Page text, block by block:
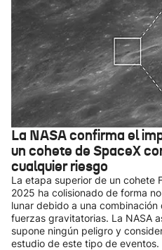
La NASA confirma el
un cohete de SpaceX
cualquier riesgo
La etapa superior de un cohete
2025 ha colisionado de forma
lunar debido a una
fuerzas gravitatorias. La NASA
supone ningún peligro y
estudio de este tipo de eventos.